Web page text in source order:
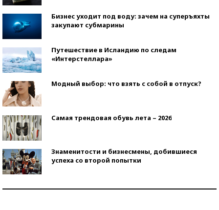
Бизнес уходит под воду: зачем на суперъяхты
закупают субмарины
Путешествие в Исландию по следам
«Интерстеллара»
Модный выбор: что взять с собой в отпуск?
Самая трендовая обувь лета – 2026
Знаменитости и бизнесмены, добившиеся
успеха со второй попытки